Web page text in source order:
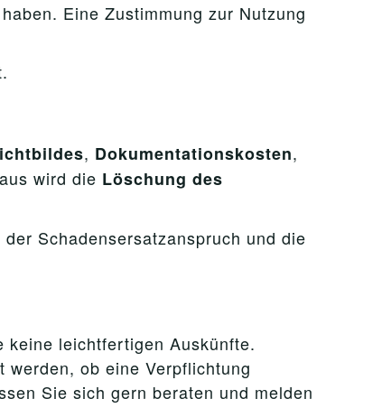
haben. Eine Zustimmung zur Nutzung
, Dokumentationskosten,
wird die Löschung des
der Schadensersatzanspruch und die
leichtfertigen Auskünfte.
ob eine Verpflichtung
Sie sich gern beraten und melden